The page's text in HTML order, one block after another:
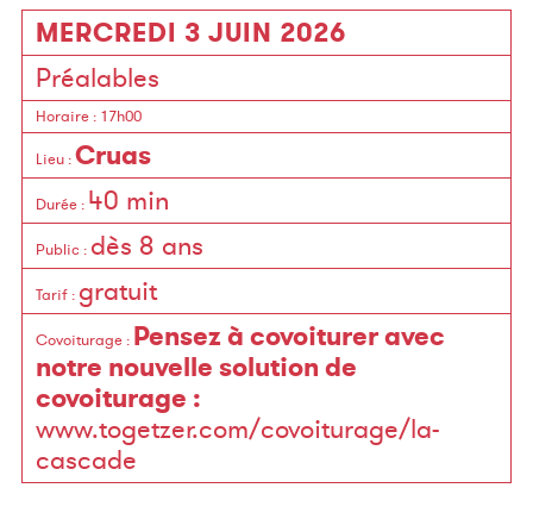
MERCREDI 3 JUIN 2026
Préalables
Horaire : 17h00
Lieu :Cruas
Durée : 40 min
Public : dès 8 ans
Tarif : gratuit
Covoiturage : Pensez à covoiturer avec
notre nouvelle solution de
covoiturage :
www.togetzer.com/covoiturage/la-
cascade